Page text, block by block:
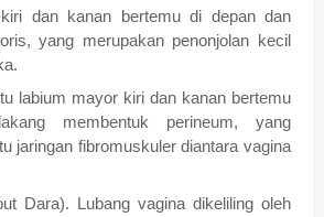
dan kanan bertemu di depan dan
yang merupakan penonjolan kecil
labium mayor kiri dan kanan bertemu
membentuk perineum, yang
jaringan fibromuskuler diantara vagina
Dara). Lubang vagina dikeliling oleh